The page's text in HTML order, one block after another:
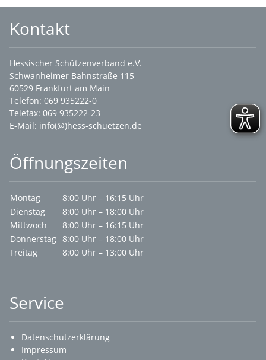
Kontakt
Hessischer Schützenverband e.V.
Schwanheimer Bahnstraße 115
60529 Frankfurt am Main
Telefon: 069 935222-0
Telefax: 069 935222-23
E-Mail: info(@)hess-schuetzen.de
Öffnungszeiten
Montag
8:00 Uhr – 16:15 Uhr
Dienstag
8:00 Uhr – 18:00 Uhr
Mittwoch
8:00 Uhr – 16:15 Uhr
Donnerstag 8:00 Uhr – 18:00 Uhr
Freitag
8:00 Uhr – 13:00 Uhr
Service
Datenschutzerklärung
Impressum